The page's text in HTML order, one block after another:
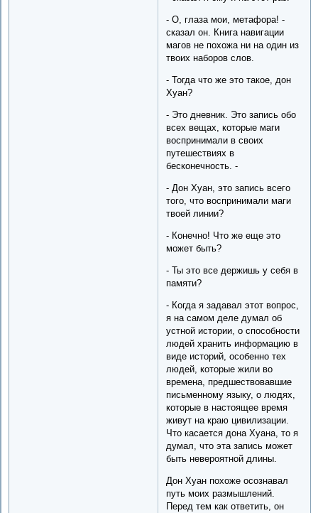
- О, глаза мои, метафора! -
сказал он. Книга навигации
магов не похожа ни на один из
твоих наборов слов.
- Тогда что же это такое, дон
Хуан?
- Это дневник. Это запись обо
всех вещах, которые маги
воспринимали в своих
путешествиях в
бесконечность. -
- Дон Хуан, это запись всего
того, что воспринимали маги
твоей линии?
- Конечно! Что же еще это
может быть?
- Ты это все держишь у себя в
памяти?
- Когда я задавал этот вопрос,
я на самом деле думал об
устной истории, о способности
людей хранить информацию в
виде историй, особенно тех
людей, которые жили во
времена, предшествовавшие
письменному языку, о людях,
которые в настоящее время
живут на краю цивилизации.
Что касается дона Хуана, то я
думал, что эта запись может
быть невероятной длины.
Дон Хуан похоже осознавал
путь моих размышлений.
Перед тем как ответить, он